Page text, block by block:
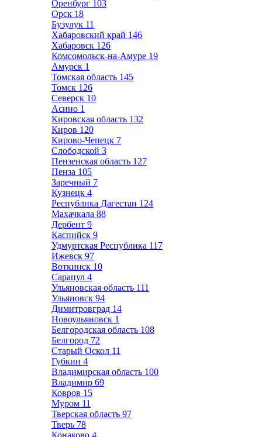
Оренбург 103
Орск 18
Бузулук 11
Хабаровский край 146
Хабаровск 126
Комсомольск-на-Амуре 19
Амурск 1
Томская область 145
Томск 126
Северск 10
Асино 1
Кировская область 132
Киров 120
Кирово-Чепецк 7
Слободской 3
Пензенская область 127
Пенза 105
Заречный 7
Кузнецк 4
Республика Дагестан 124
Махачкала 88
Дербент 9
Каспийск 9
Удмуртская Республика 117
Ижевск 97
Воткинск 10
Сарапул 4
Ульяновская область 111
Ульяновск 94
Димитровград 14
Новоульяновск 1
Белгородская область 108
Белгород 72
Старый Оскол 11
Губкин 4
Владимирская область 100
Владимир 69
Ковров 15
Муром 11
Тверская область 97
Тверь 78
Конаково 4